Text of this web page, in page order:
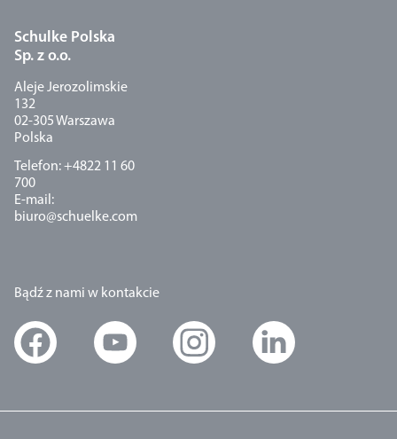
Schulke Polska
Sp. z o.o.
Aleje Jerozolimskie
132
02-305 Warszawa
Polska
Telefon: +4822 11 60
700
E-mail:
biuro@schuelke.com
Bądź z nami w kontakcie